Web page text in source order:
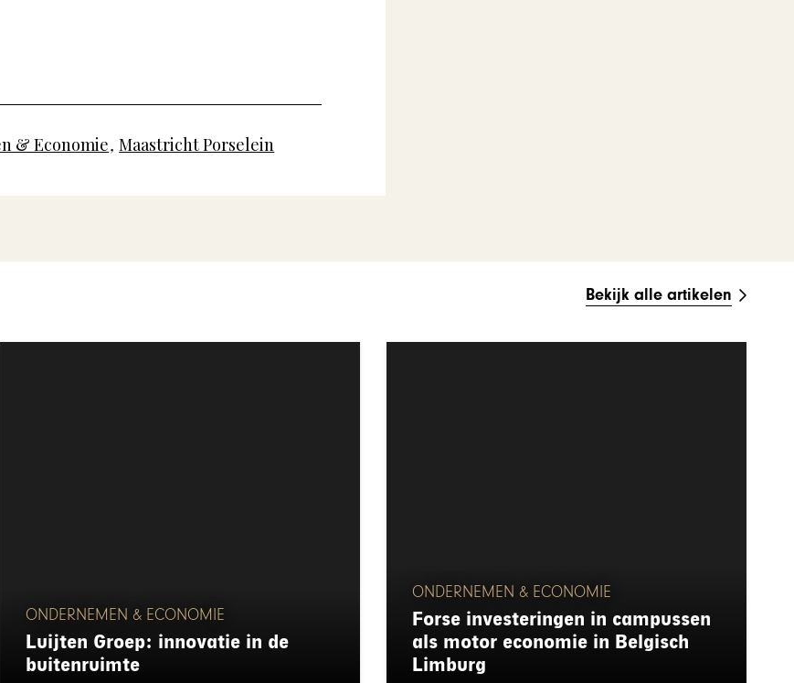
& Economie, Maastricht Porselein
Bekijk alle artikelen
ONDERNEMEN & ECONOMIE
Luijten Groep: innovatie in de
buitenruimte
ONDERNEMEN & ECONOMIE
Forse investeringen in campussen
als motor economie in Belgisch
Limburg